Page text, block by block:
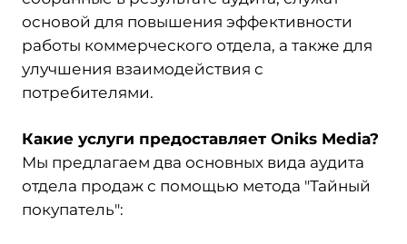
основой для повышения эффективности
работы коммерческого отдела, а также для
улучшения взаимодействия с
потребителями.
Какие услуги предоставляет Oniks Media?
Мы предлагаем два основных вида аудита
отдела продаж с помощью метода "Тайный
покупатель":